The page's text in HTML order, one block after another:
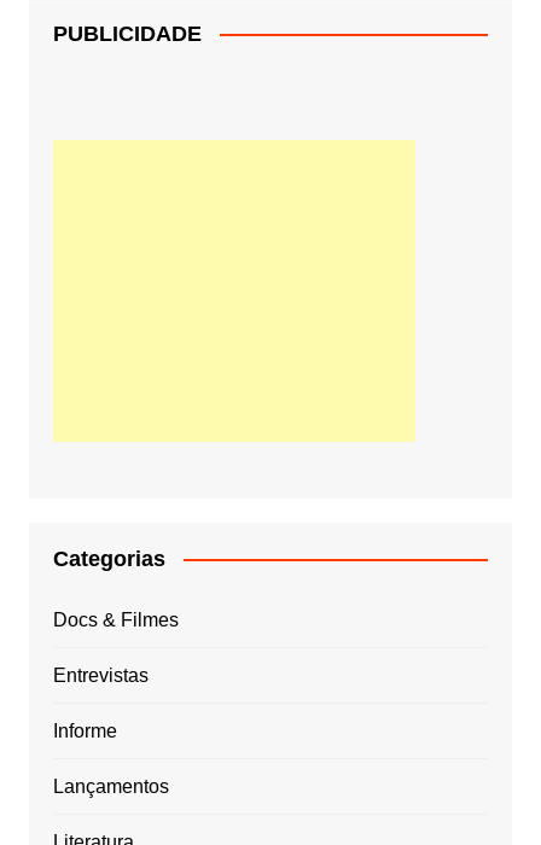
PUBLICIDADE
Categorias
Docs & Filmes
Entrevistas
Informe
Lançamentos